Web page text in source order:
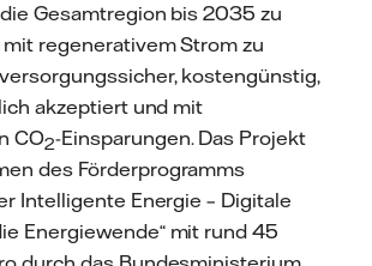
Gesamtregion bis 2035 zu
regenerativem Strom zu
kostengünstig,
akzeptiert und mit
CO2-Einsparungen. Das Projekt
des Förderprogramms
Intelligente Energie – Digitale
Energiewende“ mit rund 45